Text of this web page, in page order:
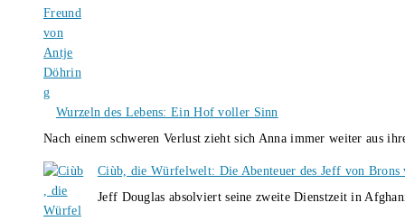
Wurzeln des Lebens: Ein Hof voller Sinn
Nach einem schweren Verlust zieht sich Anna immer weiter aus
Ciùb, die Würfelwelt: Die Abenteuer des Jeff von Brons
Jeff Douglas absolviert seine zweite Dienstzeit in